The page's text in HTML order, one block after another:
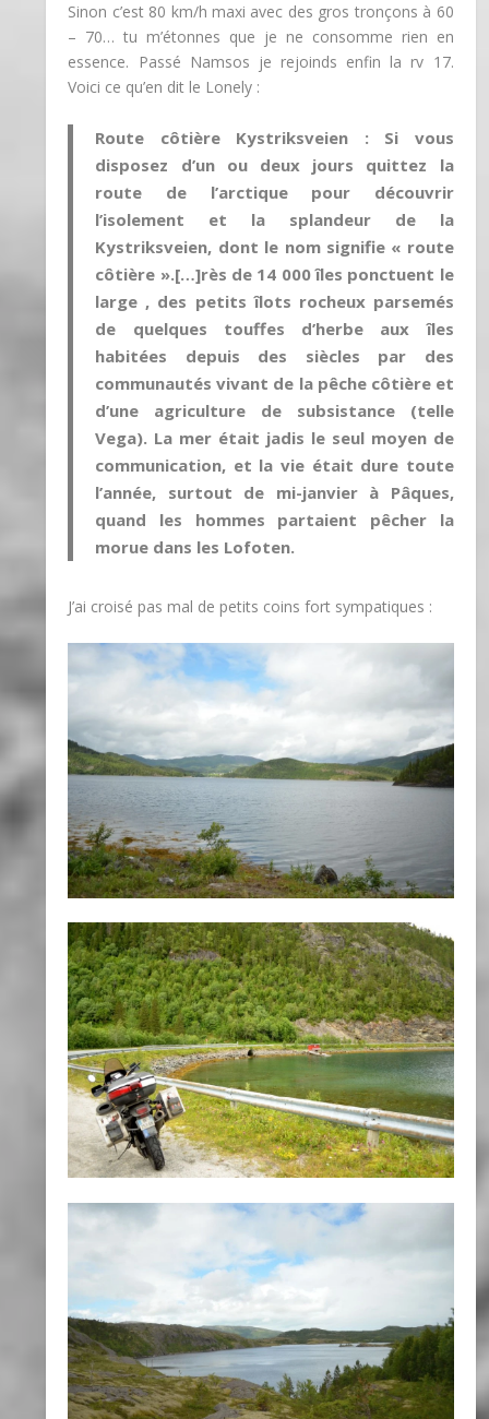
Sinon c’est 80 km/h maxi avec des gros tronçons à 60
– 70… tu m’étonnes que je ne consomme rien en
essence. Passé Namsos je rejoinds enfin la rv 17.
Voici ce qu’en dit le Lonely :
Route côtière Kystriksveien : Si vous
disposez d’un ou deux jours quittez la
route de l’arctique pour découvrir
l’isolement et la splandeur de la
Kystriksveien, dont le nom signifie « route
côtière ».[…]rès de 14 000 îles ponctuent le
large , des petits îlots rocheux parsemés
de quelques touffes d’herbe aux îles
habitées depuis des siècles par des
communautés vivant de la pêche côtière et
d’une agriculture de subsistance (telle
Vega). La mer était jadis le seul moyen de
communication, et la vie était dure toute
l’année, surtout de mi-janvier à Pâques,
quand les hommes partaient pêcher la
morue dans les Lofoten.
J’ai croisé pas mal de petits coins fort sympatiques :